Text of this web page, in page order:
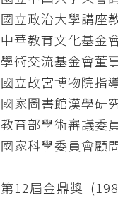
國立政治大學講座
中華教育文化基金
學術交流基金會董
國立故宮博物院指
國家圖書館漢學研
教育部學術審議委
國家科學委員會顧
第12屆金鼎獎